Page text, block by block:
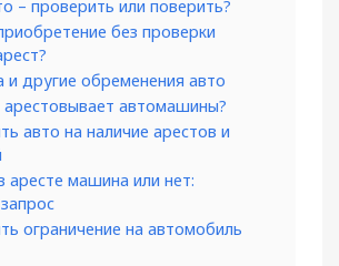
– проверить или поверить?
без проверки
и другие обременения авто
арестовывает автомашины?
авто на наличие арестов и
аресте машина или нет:
ограничение на автомобиль